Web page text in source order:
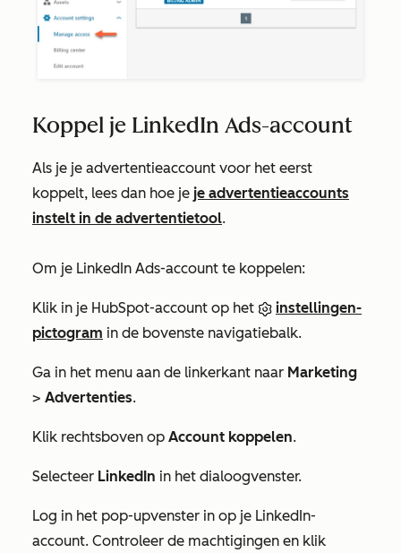
Koppel je LinkedIn Ads-account
Als je je advertentieaccount voor het eerst
koppelt, lees dan hoe je je advertentieaccounts
instelt in de advertentietool.
Om je LinkedIn Ads-account te koppelen:
Klik in je HubSpot-account op het
instellingen-
pictogram in de bovenste navigatiebalk.
Ga in het menu aan de linkerkant naar Marketing
> Advertenties.
Klik rechtsboven op Account koppelen.
Selecteer LinkedIn in het dialoogvenster.
Log in het pop-upvenster in op je LinkedIn-
account. Controleer de machtigingen en klik